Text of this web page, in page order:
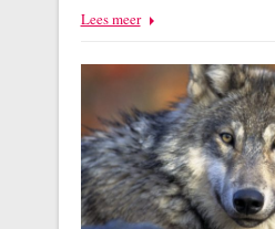
Lees meer